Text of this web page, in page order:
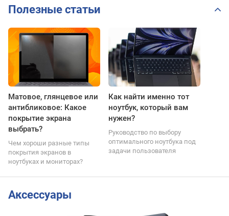
Полезные статьи
Матовое, глянцевое или
антибликовое: Какое
покрытие экрана
выбрать?
Чем хороши разные типы
покрытия экранов в
ноутбуках и мониторах?
Как найти именно тот
ноутбук, который вам
нужен?
Руководство по выбору
оптимального ноутбука под
задачи пользователя
Аксессуары